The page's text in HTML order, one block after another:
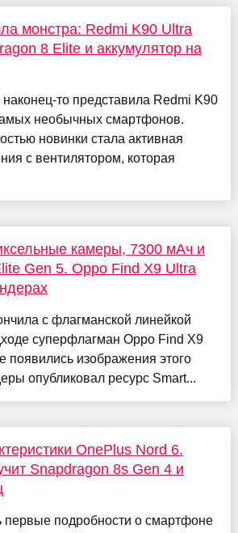
монстра: Redmi K90 Ultra
8 Elite и аккумулятор на
то представила Redmi K90
необычных смартфонов.
новинки стала активная
с вентилятором, которая
камеры, 7300 мАч и
Gen 5. Oppo Find X9 Ultra
с флагманской линейкой
суперфлагман Oppo Find X9
появились изображения этого
опубликовал ресурс Smart...
OnePlus Nord 6.
Snapdragon 8s Gen 4 и
первые подробности о смартфоне